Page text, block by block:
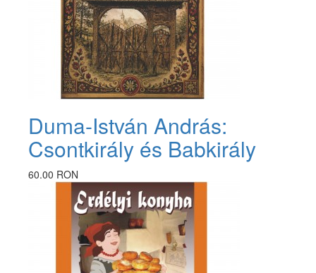
Duma-István András:
Csontkirály és Babkirály
60.00 RON